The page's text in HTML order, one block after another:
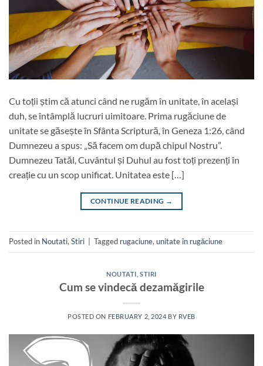
Cu toții știm că atunci când ne rugăm în unitate, în același
duh, se întâmplă lucruri uimitoare. Prima rugăciune de
unitate se găsește în Sfânta Scriptură, în Geneza 1:26, când
Dumnezeu a spus: „Să facem om după chipul Nostru”.
Dumnezeu Tatăl, Cuvântul și Duhul au fost toți prezenți în
creație cu un scop unificat. Unitatea este […]
CONTINUE READING →
Posted in Noutati, Stiri Tagged rugaciune, unitate în rugăciune
NOUTATI ,STIRI
Cum se vindecă dezamăgirile
POSTED ON FEBRUARY 2, 2024 BY RVEB